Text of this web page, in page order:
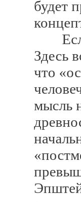
будет
Если
Здесь
что
мысль